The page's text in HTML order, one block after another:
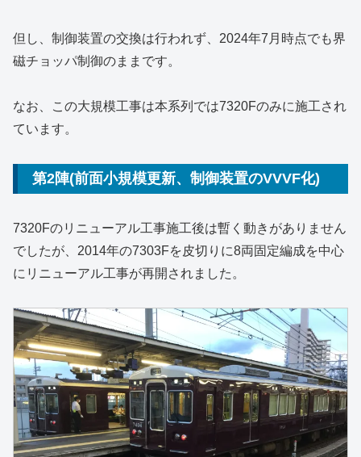
但し、制御装置の交換は行われず、2024年7月時点でも界
磁チョッパ制御のままです。
なお、この大規模工事は本系列では7320Fのみに施工され
ています。
第2陣(前面小規模更新、制御装置のVVVF化)
7320Fのリニューアル工事施工後は暫く動きがありません
でしたが、2014年の7303Fを皮切りに8両固定編成を中心
にリニューアル工事が再開されました。